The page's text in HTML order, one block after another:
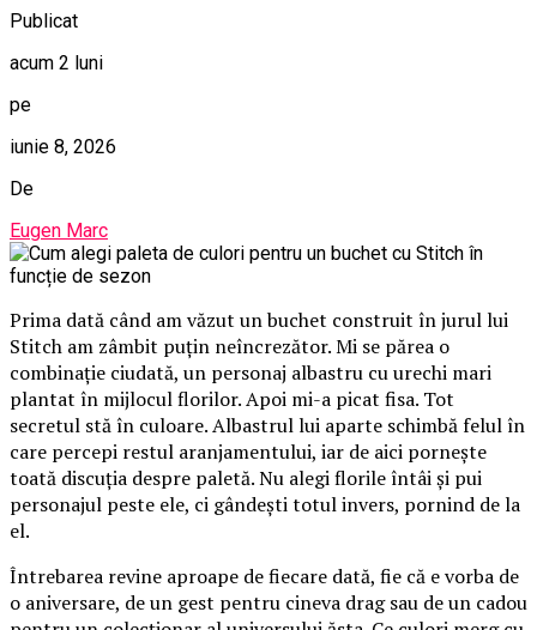
Publicat
acum 2 luni
pe
iunie 8, 2026
De
Eugen Marc
Prima dată când am văzut un buchet construit în jurul lui
Stitch am zâmbit puțin neîncrezător. Mi se părea o
combinație ciudată, un personaj albastru cu urechi mari
plantat în mijlocul florilor. Apoi mi-a picat fisa. Tot
secretul stă în culoare. Albastrul lui aparte schimbă felul în
care percepi restul aranjamentului, iar de aici pornește
toată discuția despre paletă. Nu alegi florile întâi și pui
personajul peste ele, ci gândești totul invers, pornind de la
el.
Întrebarea revine aproape de fiecare dată, fie că e vorba de
o aniversare, de un gest pentru cineva drag sau de un cadou